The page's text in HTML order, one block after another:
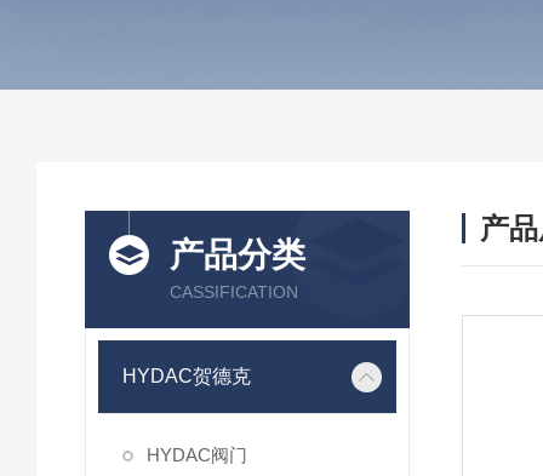
产品分类
CASSIFICATION
HYDAC贺德克
HYDAC阀门
产